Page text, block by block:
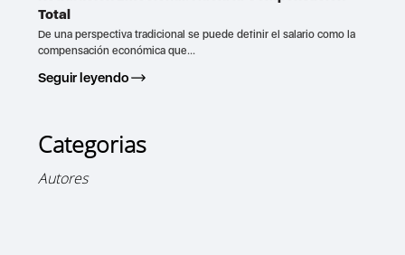
Total
De una perspectiva tradicional se puede definir el salario como la
compensación económica que...
Seguir leyendo
Categorias
Autores